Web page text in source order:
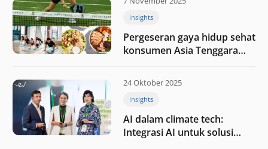
Insights
Pergeseran gaya hidup sehat
konsumen Asia Tenggara
pada tahun 2025
24 Oktober 2025
Insights
AI dalam climate tech:
Integrasi AI untuk solusi